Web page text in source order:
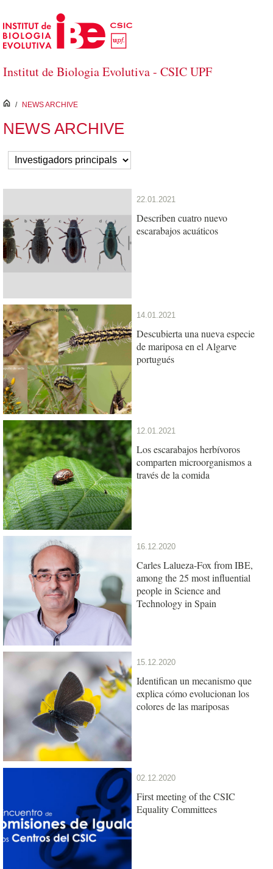
Skip to Main Content
Institut de Biologia Evolutiva - CSIC UPF
inici
/ NEWS ARCHIVE
NEWS ARCHIVE
22.01.2021
Describen cuatro nuevo
escarabajos acuáticos
14.01.2021
Descubierta una nueva especie
de mariposa en el Algarve
portugués
12.01.2021
Los escarabajos herbívoros
comparten microorganismos a
través de la comida
16.12.2020
Carles Lalueza-Fox from IBE,
among the 25 most influential
people in Science and
Technology in Spain
15.12.2020
Identifican un mecanismo que
explica cómo evolucionan los
colores de las mariposas
02.12.2020
First meeting of the CSIC
Equality Committees